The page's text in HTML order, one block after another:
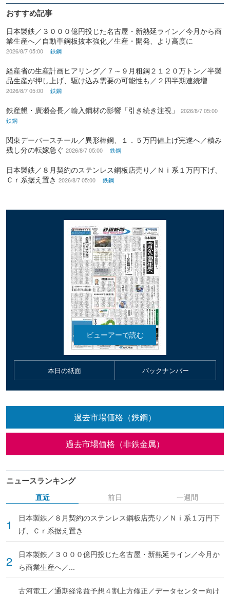
おすすめ記事
日本製鉄／３０００億円投じた名古屋・新熱延ライン／今月から商
業生産へ／自動車鋼板抜本強化／生産・開発、より高度に
2026/8/7 05:00 鉄鋼
経産省の生産計画ヒアリング／７～９月粗鋼２１２０万トン／半製
品生産が押し上げ、駆け込み需要の可能性も／２四半期連続増
2026/8/7 05:00 鉄鋼
鉄産懇・廣瀬会長／輸入鋼材の影響「引き続き注視」
2026/8/7 05:00
鉄鋼
関東デーバースチール／異形棒鋼、１．５万円値上げ完遂へ／積み
残し分の転嫁急ぐ 2026/8/7 05:00 鉄鋼
日本製鉄／８月契約のステンレス鋼板店売り／Ｎｉ系１万円下げ、
Ｃｒ系据え置き 2026/8/7 05:00 鉄鋼
本日の紙面 バックナンバー
過去市場価格（鉄鋼）
過去市場価格（非鉄金属）
ニュースランキング
直近
日本製鉄／８月契約のステンレス鋼板店売り／Ｎｉ系１万円下
げ、Ｃｒ系据え置き
日本製鉄／３０００億円投じた名古屋・新熱延ライン／今月か
ら商業生産へ／...
古河電工／通期経常益予想４割上方修正／データセンター向け
前日 一週間